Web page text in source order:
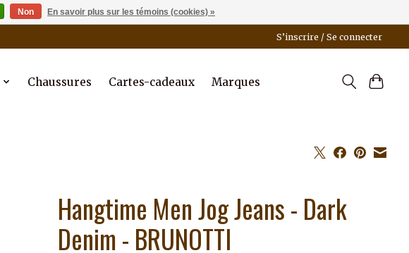
S’inscrire / Se connecter
Chaussures Cartes-cadeaux Marques
Hangtime Men Jog Jeans - Dark
Denim - BRUNOTTI
Non En savoir plus sur les témoins (cookies) »